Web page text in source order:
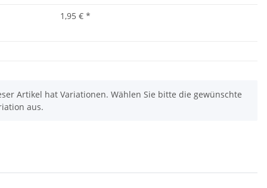
1,95 € *
Artikel hat Variationen. Wählen Sie bitte die gewünschte
aus.